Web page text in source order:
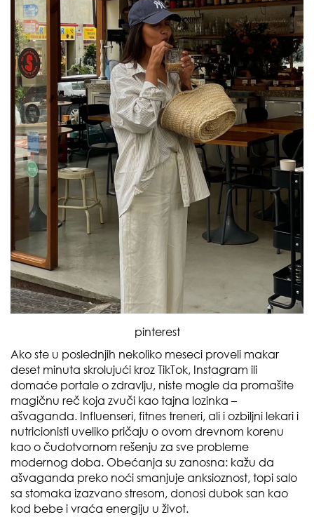
pinterest
Ako ste u poslednjih nekoliko meseci proveli makar
deset minuta skrolujući kroz TikTok, Instagram ili
domaće portale o zdravlju, niste mogle da promašite
magičnu reč koja zvuči kao tajna lozinka –
ašvaganda. Influenseri, fitnes treneri, ali i ozbiljni lekari i
nutricionisti uveliko pričaju o ovom drevnom korenu
kao o čudotvornom rešenju za sve probleme
modernog doba. Obećanja su zanosna: kažu da
ašvaganda preko noći smanjuje anksioznost, topi salo
sa stomaka izazvano stresom, donosi dubok san kao
kod bebe i vraća energiju u život.